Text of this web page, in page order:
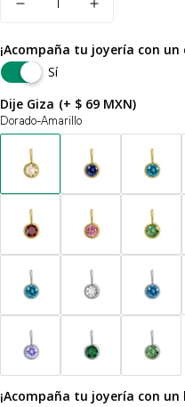
¡Acompaña tu joyería con un
Sí
Dije Giza (+ $ 69 MXN)
Dorado-Amarillo
¡Acompaña tu joyería con un